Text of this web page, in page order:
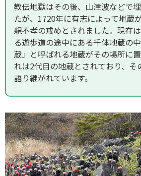
教伝地獄はその後、山津波などで
たが、1720年に有志によって地蔵
親不孝の戒めとされました。現在
る遊歩道の途中にある千体地蔵の
蔵」と呼ばれる地蔵がその場所に
れは2代目の地蔵とされており、そ
語り継がれています。